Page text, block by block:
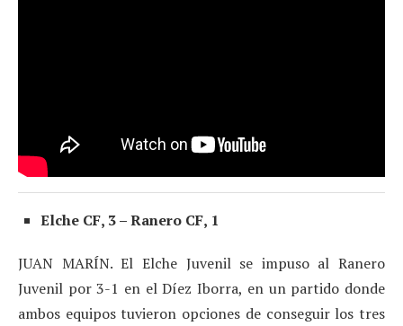
Elche CF, 3 – Ranero CF, 1
JUAN MARÍN. El Elche Juvenil se impuso al Ranero
Juvenil por 3-1 en el Díez Iborra, en un partido donde
ambos equipos tuvieron opciones de conseguir los tres